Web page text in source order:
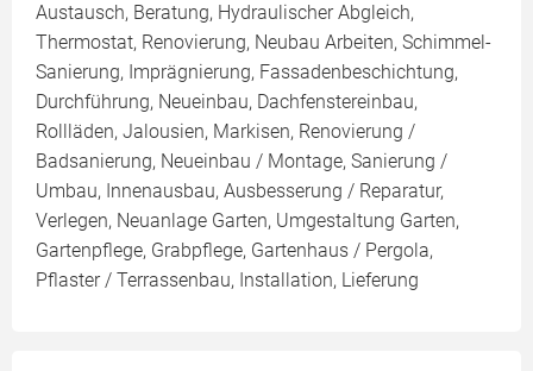
Austausch, Beratung, Hydraulischer Abgleich,
Thermostat, Renovierung, Neubau Arbeiten, Schimmel-
Sanierung, Imprägnierung, Fassadenbeschichtung,
Durchführung, Neueinbau, Dachfenstereinbau,
Rollläden, Jalousien, Markisen, Renovierung /
Badsanierung, Neueinbau / Montage, Sanierung /
Umbau, Innenausbau, Ausbesserung / Reparatur,
Verlegen, Neuanlage Garten, Umgestaltung Garten,
Gartenpflege, Grabpflege, Gartenhaus / Pergola,
Pflaster / Terrassenbau, Installation, Lieferung